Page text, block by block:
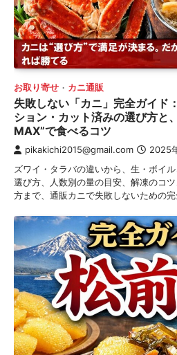
お取り寄せ カニ通販
失敗しない「カニ」完全ガイド
ション・カット済みの選び方と
MAX”で食べるコツ
pikakichi2015@gmail.com 2025
ズワイ・タラバの違いから、生・ボイ
選び方、人数別の量の目安、解凍のコ
方まで、通販カニで失敗しないための完